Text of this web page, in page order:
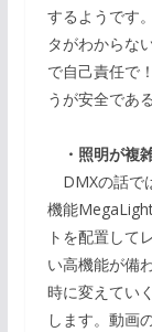
するようです
タがわからな
で自己責任で
うが安全であ
・照明が複
DMXの話で
機能
トを配置して
い高機能が備
時に変えてい
します。動画